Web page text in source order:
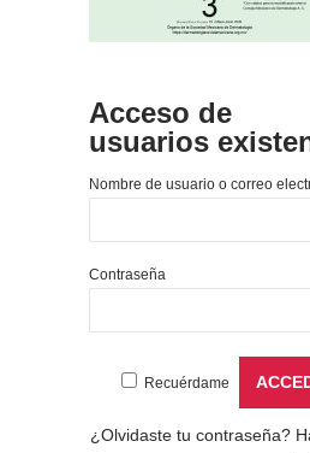
Acceso de
usuarios
Nombre de usuario o correo
Contraseña
Recuérdame
¿Olvidaste tu contraseña?